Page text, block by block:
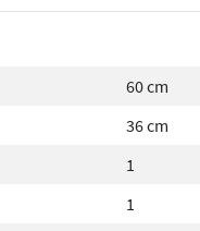
60 cm
36 cm
1
1